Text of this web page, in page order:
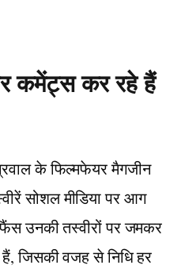
कमेंट्स कर रहे हैं
के फिल्मफेयर मैगजीन
सोशल मीडिया पर आग
उनकी तस्वीरों पर जमकर
जिसकी वजह से निधि हर